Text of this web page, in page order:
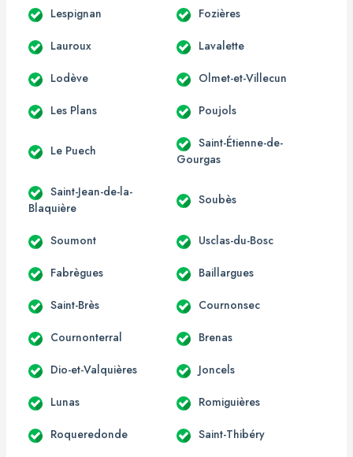
Lespignan Fozières
Lauroux Lavalette
Lodève Olmet-et-Villecun
Les Plans Poujols
Le Puech
Saint-Étienne-de-
Gourgas
Saint-Jean-de-la-
Blaquière
Soubès
Soumont Usclas-du-Bosc
Fabrègues Baillargues
Saint-Brès Cournonsec
Cournonterral Brenas
Dio-et-Valquières Joncels
Lunas Romiguières
Roqueredonde Saint-Thibéry